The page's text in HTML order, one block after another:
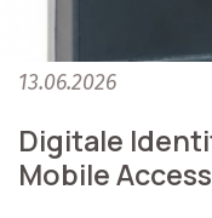
13.06.2026
Digitale
Mobile